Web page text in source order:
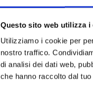
Questo sito web utilizza i
Utilizziamo i cookie per
nostro traffico.
di analisi dei dati web,
che hanno raccolto dal